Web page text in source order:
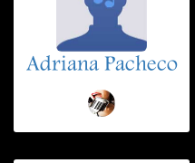
Adriana Pacheco